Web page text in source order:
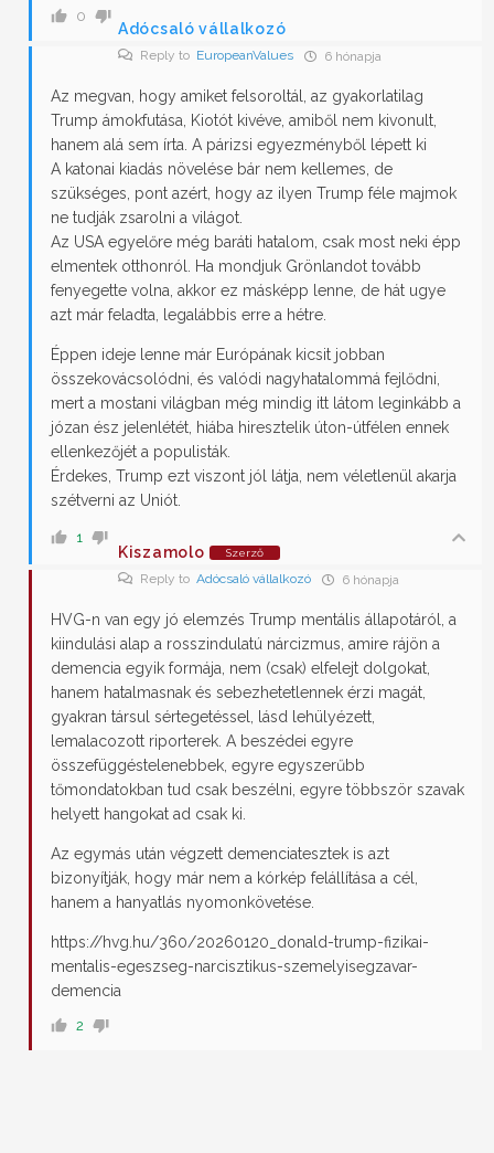
0
Adócsaló vállalkozó
Reply to EuropeanValues 6 hónapja
Az megvan, hogy amiket felsoroltál, az gyakorlatilag
Trump ámokfutása, Kiotót kivéve, amiből nem kivonult,
hanem alá sem írta. A párizsi egyezményből lépett ki
A katonai kiadás növelése bár nem kellemes, de
szükséges, pont azért, hogy az ilyen Trump féle majmok
ne tudják zsarolni a világot.
Az USA egyelőre még baráti hatalom, csak most neki épp
elmentek otthonról. Ha mondjuk Grönlandot tovább
fenyegette volna, akkor ez másképp lenne, de hát ugye
azt már feladta, legalábbis erre a hétre.
Éppen ideje lenne már Európának kicsit jobban
összekovácsolódni, és valódi nagyhatalommá fejlődni,
mert a mostani világban még mindig itt látom leginkább a
józan ész jelenlétét, hiába hiresztelik úton-útfélen ennek
ellenkezőjét a populisták.
Érdekes, Trump ezt viszont jól látja, nem véletlenül akarja
szétverni az Uniót.
1
Kiszamolo Szerző
Reply to Adócsaló vállalkozó 6 hónapja
HVG-n van egy jó elemzés Trump mentális állapotáról, a
kiindulási alap a rosszindulatú nárcizmus, amire rájön a
demencia egyik formája, nem (csak) elfelejt dolgokat,
hanem hatalmasnak és sebezhetetlennek érzi magát,
gyakran társul sértegetéssel, lásd lehülyézett,
lemalacozott riporterek. A beszédei egyre
összefüggéstelenebbek, egyre egyszerűbb
tőmondatokban tud csak beszélni, egyre többször szavak
helyett hangokat ad csak ki.
Az egymás után végzett demenciatesztek is azt
bizonyítják, hogy már nem a kórkép felállítása a cél,
hanem a hanyatlás nyomonkövetése.
https://hvg.hu/360/20260120_donald-trump-fizikai-
mentalis-egeszseg-narcisztikus-szemelyisegzavar-
demencia
2